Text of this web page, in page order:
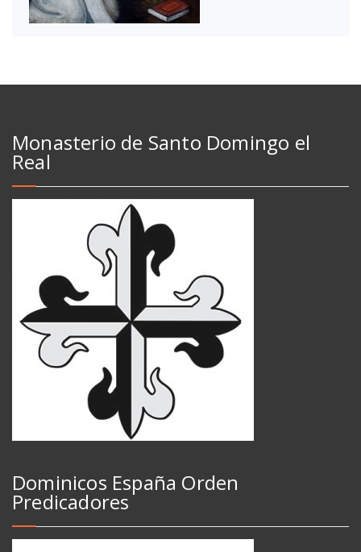
Monasterio de Santo Domingo el
Real
Dominicos España Orden
Predicadores